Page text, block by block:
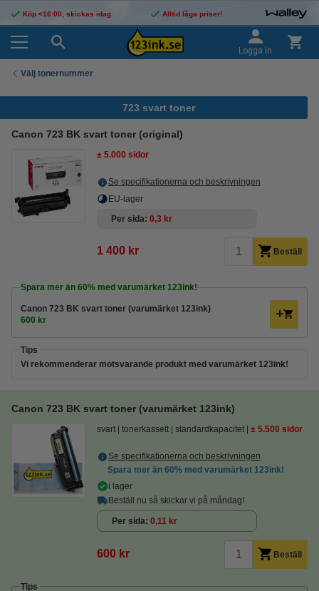
Köp <16:00, skickas idag Alltid låga priser!
Logga in
Välj tonernummer
723 svart toner
Canon 723 BK svart toner (original)
± 5.000 sidor
Se specifikationerna och beskrivningen
EU-lager
Per sida 0,3 kr
1 400 kr Beställ
Spara mer än 60% med varumärket 123ink!
Canon 723 BK svart toner (varumärket 123ink)
600 kr
Tips
Vi rekommenderar motsvarande produkt med varumärket 123ink!
Canon 723 BK svart toner (varumärket 123ink)
svart tonerkassett standardkapacitet ± 5.500 sidor
Se specifikationerna och beskrivningen
Spara mer än 60% med varumärket 123ink!
i lager
Beställ nu så skickar vi på måndag!
Per sida 0,11 kr
600 kr Beställ
Tips